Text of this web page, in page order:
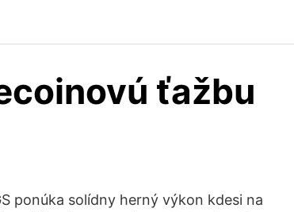
ťažbu
ponúka solídny herný výkon kdesi na